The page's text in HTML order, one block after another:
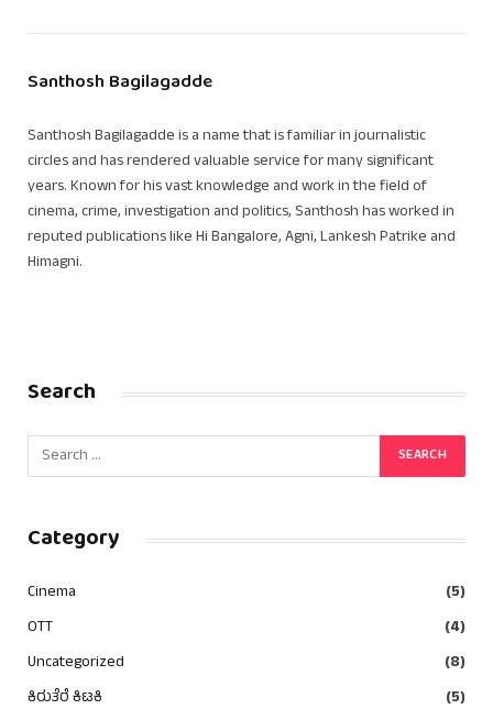
Santhosh Bagilagadde
Santhosh Bagilagadde is a name that is familiar in journalistic
circles and has rendered valuable service for many significant
years. Known for his vast knowledge and work in the field of
cinema, crime, investigation and politics, Santhosh has worked in
reputed publications like Hi Bangalore, Agni, Lankesh Patrike and
Himagni.
Search
Category
Cinema
(5)
OTT
(4)
Uncategorized
(8)
ಕಿರುತೆರೆ ಕಿಟಕಿ
(5)